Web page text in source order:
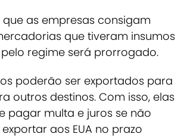
as empresas consigam
que tiveram insumos
regime será prorrogado.
poderão ser exportados para
outros destinos. Com isso, elas
pagar multa e juros se não
aos EUA no prazo